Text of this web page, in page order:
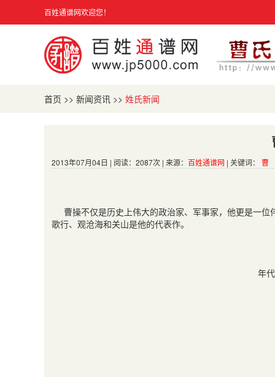
百姓通谱网欢迎您！
首页 >> 新闻资讯 >> 姓氏新闻
2013年07月04日 | 阅读：2087次 | 来源： 百姓通谱网 | 关键词： 曹
曹操不仅是历史上伟大的政治家、军事家，他更是一
歌行、观沧海和关山是他的代表作。
年